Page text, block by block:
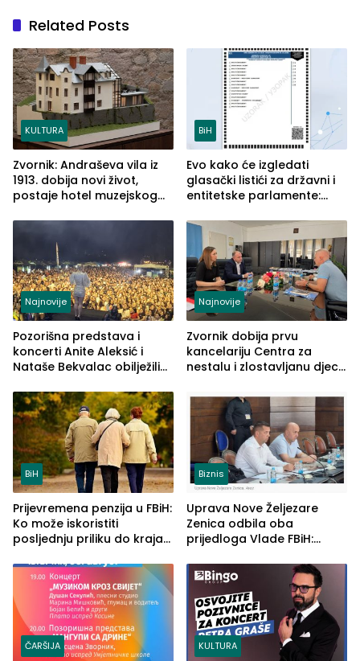
Related Posts
KULTURA
Zvornik: Andraševa vila iz
1913. dobija novi život,
postaje hotel muzejskog
BiH
Evo kako će izgledati
glasački listići za državni i
entitetske parlamente:
vidljive na njima
Najnovije
Pozorišna predstava i
koncerti Anite Aleksić i
Nataše Bekvalac obilježili
ljeta (FOTO)
Najnovije
Zvornik dobija prvu
kancelariju Centra za
nestalu i zlostavljanu djecu
BiH
Prijevremena penzija u FBiH:
Ko može iskoristiti
posljednju priliku do kraja
Biznis
Uprava Nove Željezare
Zenica odbila oba
prijedloga Vlade FBiH:
rješenje
ČARŠIJA KULTURA